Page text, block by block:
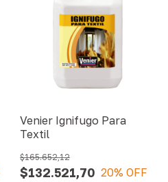
Venier Ignifugo Para
Textil
$132.521,70
$165.652,12
20% OFF